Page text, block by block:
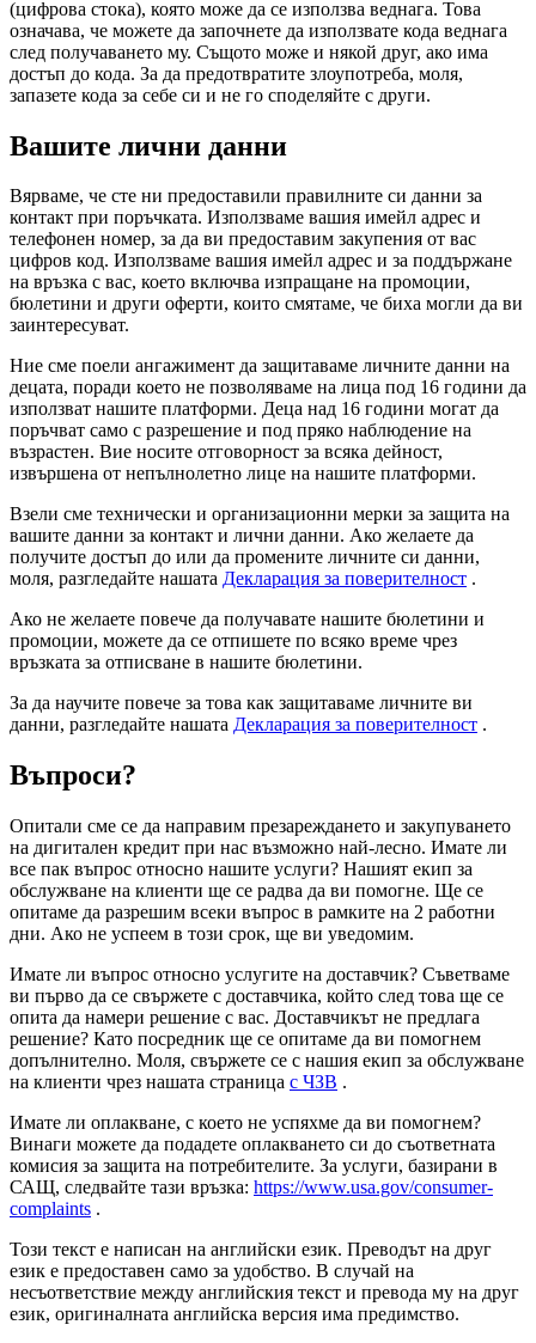
(цифрова стока), която може да се използва веднага. Това
означава, че можете да започнете да използвате кода веднага
след получаването му. Същото може и някой друг, ако има
достъп до кода. За да предотвратите злоупотреба, моля,
запазете кода за себе си и не го споделяйте с други.
Вашите лични данни
Вярваме, че сте ни предоставили правилните си данни за
контакт при поръчката. Използваме вашия имейл адрес и
телефонен номер, за да ви предоставим закупения от вас
цифров код. Използваме вашия имейл адрес и за поддържане
на връзка с вас, което включва изпращане на промоции,
бюлетини и други оферти, които смятаме, че биха могли да ви
заинтересуват.
Ние сме поели ангажимент да защитаваме личните данни на
децата, поради което не позволяваме на лица под 16 години да
използват нашите платформи. Деца над 16 години могат да
поръчват само с разрешение и под пряко наблюдение на
възрастен. Вие носите отговорност за всяка дейност,
извършена от непълнолетно лице на нашите платформи.
Взели сме технически и организационни мерки за защита на
вашите данни за контакт и лични данни. Ако желаете да
получите достъп до или да промените личните си данни,
моля, разгледайте нашата Декларация за поверителност .
Ако не желаете повече да получавате нашите бюлетини и
промоции, можете да се отпишете по всяко време чрез
връзката за отписване в нашите бюлетини.
За да научите повече за това как защитаваме личните ви
данни, разгледайте нашата Декларация за поверителност .
Въпроси?
Опитали сме се да направим презареждането и закупуването
на дигитален кредит при нас възможно най-лесно. Имате ли
все пак въпрос относно нашите услуги? Нашият екип за
обслужване на клиенти ще се радва да ви помогне. Ще се
опитаме да разрешим всеки въпрос в рамките на 2 работни
дни. Ако не успеем в този срок, ще ви уведомим.
Имате ли въпрос относно услугите на доставчик? Съветваме
ви първо да се свържете с доставчика, който след това ще се
опита да намери решение с вас. Доставчикът не предлага
решение? Като посредник ще се опитаме да ви помогнем
допълнително. Моля, свържете се с нашия екип за обслужване
на клиенти чрез нашата страница с ЧЗВ .
Имате ли оплакване, с което не успяхме да ви помогнем?
Винаги можете да подадете оплакването си до съответната
комисия за защита на потребителите. За услуги, базирани в
САЩ, следвайте тази връзка: https://www.usa.gov/consumer-
complaints .
Този текст е написан на английски език. Преводът на друг
език е предоставен само за удобство. В случай на
несъответствие между английския текст и превода му на друг
език, оригиналната английска версия има предимство.